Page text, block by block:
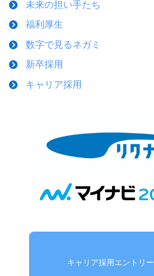
未来の担い手たち
福利厚生
数字で見るネガミ
新卒採用
キャリア採用
キャリア採用エントリー